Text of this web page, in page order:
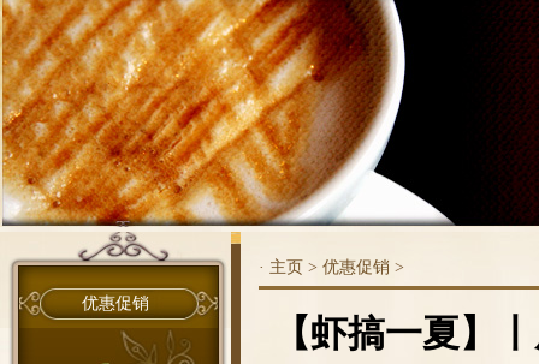
优惠促销
· 主页 > 优惠促销 >
【虾搞一夏】